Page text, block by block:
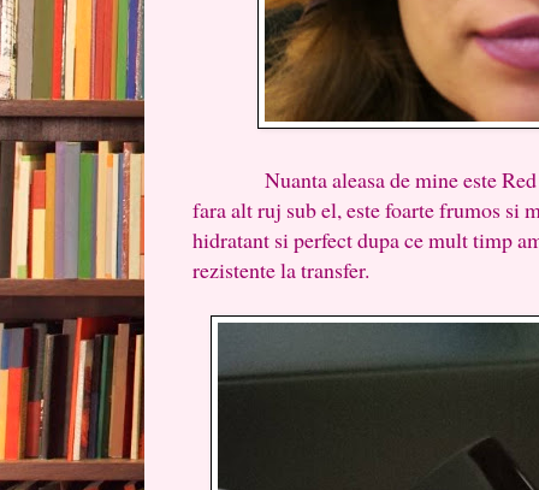
Nuanta aleasa de mine este Red
fara alt ruj sub el, este foarte frumos si
hidratant si perfect dupa ce mult timp
rezistente la transfer.